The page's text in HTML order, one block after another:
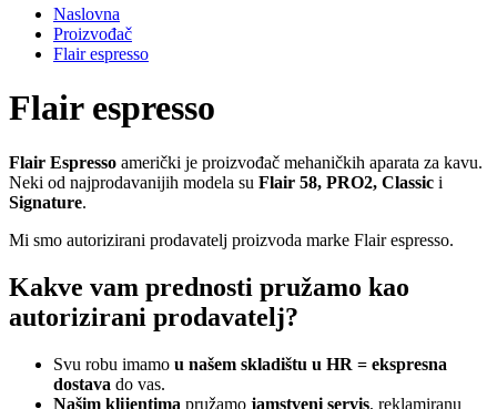
Naslovna
Proizvođač
Flair espresso
Flair espresso
Flair Espresso američki je proizvođač mehaničkih aparata za kavu.
Neki od najprodavanijih modela su Flair 58, PRO2, Classic i
Signature.
Mi smo autorizirani prodavatelj proizvoda marke Flair espresso.
Kakve vam prednosti pružamo kao
autorizirani prodavatelj?
Svu robu imamo u našem skladištu u HR = ekspresna
dostava do vas.
Našim klijentima pružamo jamstveni servis, reklamiranu